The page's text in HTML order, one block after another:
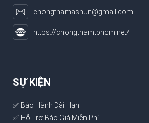
chongthamashun@gmail.com
https://chongthamtphcm.net/
SỰ KIỆN
✅ Bảo Hành Dài Hạn
✅ Hỗ Trợ Báo Giá Miễn Phí